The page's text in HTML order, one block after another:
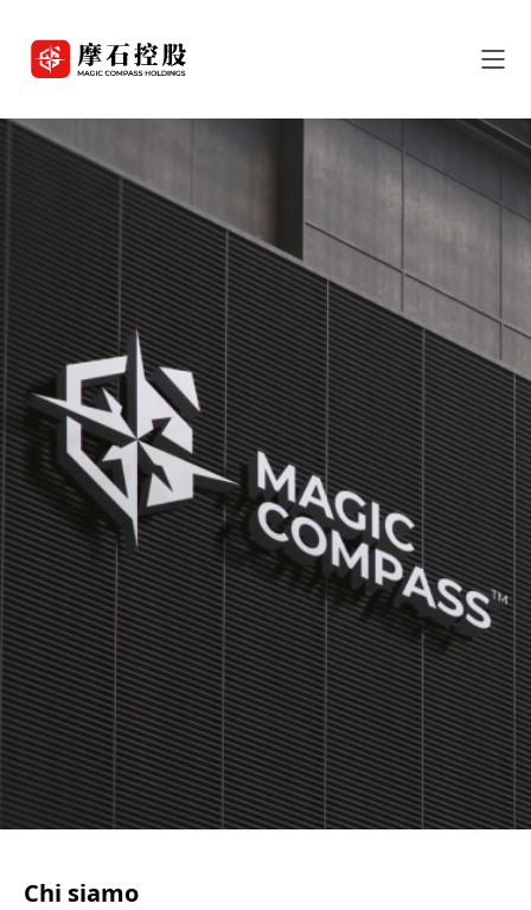
Chi siamo